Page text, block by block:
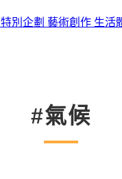
特別企劃 藝術創作 生活
#氣候